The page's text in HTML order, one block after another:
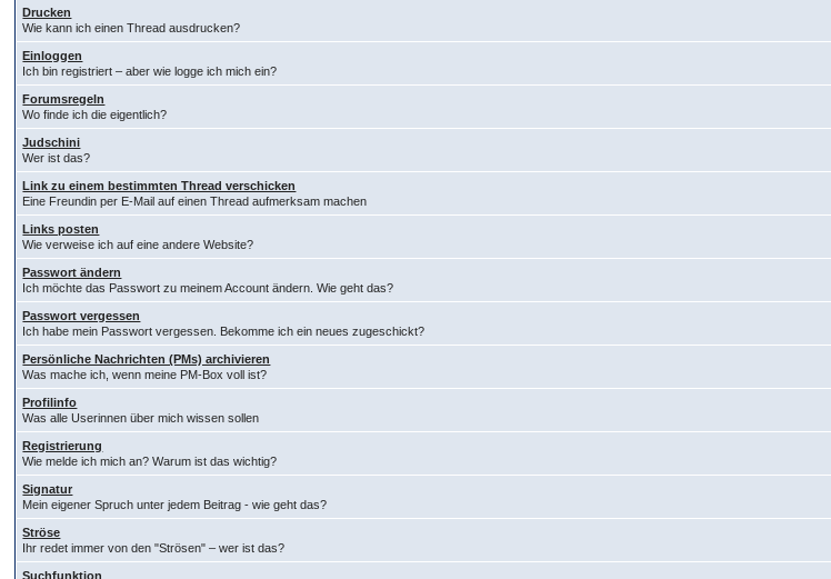
Drucken
Wie kann ich einen Thread ausdrucken?
Einloggen
Ich bin registriert – aber wie logge ich mich ein?
Forumsregeln
Wo finde ich die eigentlich?
Judschini
Wer ist das?
Link zu einem bestimmten Thread verschicken
Eine Freundin per E-Mail auf einen Thread aufmerksam machen
Links posten
Wie verweise ich auf eine andere Website?
Passwort ändern
Ich möchte das Passwort zu meinem Account ändern. Wie geht das?
Passwort vergessen
Ich habe mein Passwort vergessen. Bekomme ich ein neues zugeschickt?
Persönliche Nachrichten (PMs) archivieren
Was mache ich, wenn meine PM-Box voll ist?
Profilinfo
Was alle Userinnen über mich wissen sollen
Registrierung
Wie melde ich mich an? Warum ist das wichtig?
Signatur
Mein eigener Spruch unter jedem Beitrag - wie geht das?
Ströse
Ihr redet immer von den "Strösen" – wer ist das?
Suchfunktion